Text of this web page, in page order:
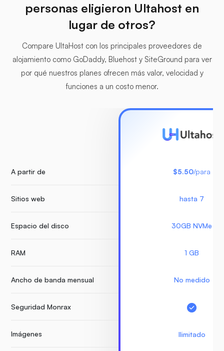
personas eligieron Ultahost en
lugar de otros?
Compare UltaHost con los principales proveedores de
alojamiento como GoDaddy, Bluehost y SiteGround para ver
por qué nuestros planes ofrecen más valor, velocidad y
funciones a un costo menor.
A partir de
Sitios web
Espacio del disco
RAM
Ancho de banda mensual
Seguridad Monrax
Imágenes
$5.50/para
hasta 7
30GB NVMe
1 GB
No medido
Ilimitado